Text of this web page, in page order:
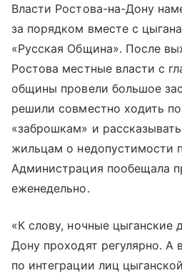
Власти Ростова-на-Дону
за порядком вместе с
«Русская Община». После
Ростова местные власти с
общины провели большое
решили совместно ходить
«заброшкам» и
жильцам о недопустимости
Администрация пообещала
еженедельно.
«К слову, ночные цыганские
Дону проходят регулярно. А
по интеграции лиц